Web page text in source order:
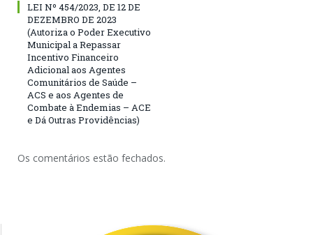
LEI Nº 454/2023, DE 12 DE
DEZEMBRO DE 2023
(Autoriza o Poder Executivo
Municipal a Repassar
Incentivo Financeiro
Adicional aos Agentes
Comunitários de Saúde –
ACS e aos Agentes de
Combate à Endemias – ACE
e Dá Outras Providências)
Os comentários estão fechados.